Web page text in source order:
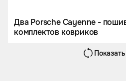
Два Porsche Cayenne -
комплектов ковриков